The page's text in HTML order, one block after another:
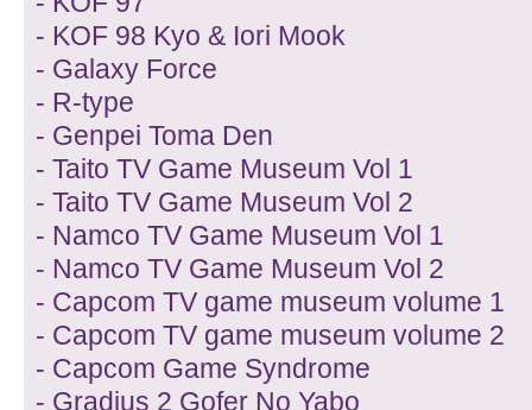
- KOF 98 Kyo & Iori Mook
- Galaxy Force
- R-type
- Genpei Toma Den
- Taito TV Game Museum Vol 1
- Taito TV Game Museum Vol 2
- Namco TV Game Museum Vol 1
- Namco TV Game Museum Vol 2
- Capcom TV game museum volume 1
- Capcom TV game museum volume 2
- Capcom Game Syndrome
- Gradius 2 Gofer No Yabo